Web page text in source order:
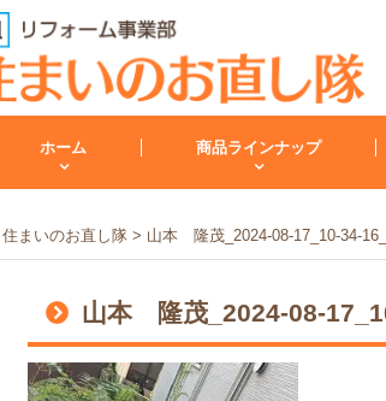
ホーム 商品ラインナップ
トイレリフォーム 洗面
トイレ キッチン
レンジフード 小工事・修理
会社案内 スタッ
住まいのお直し隊> 山本 隆茂_2024-08-17_10-34-
山本 隆茂_2024-08-